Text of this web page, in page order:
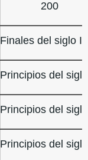
200
Finales del siglo
Principios del
Principios del
Principios del